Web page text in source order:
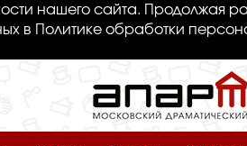
нашего сайта. Продолжая
в Политике обработки